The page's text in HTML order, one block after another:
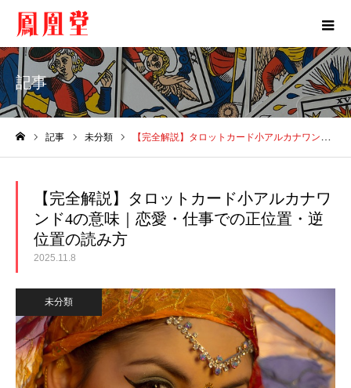
記事
記事 未分類 【完全解説】タロットカード小アルカナワンド4の意味｜恋愛・仕事での正位置・逆位置の読み方
【完全解説】タロットカード小アルカナワ
ンド4の意味｜恋愛・仕事での正位置・逆
位置の読み方
2025.11.8
未分類